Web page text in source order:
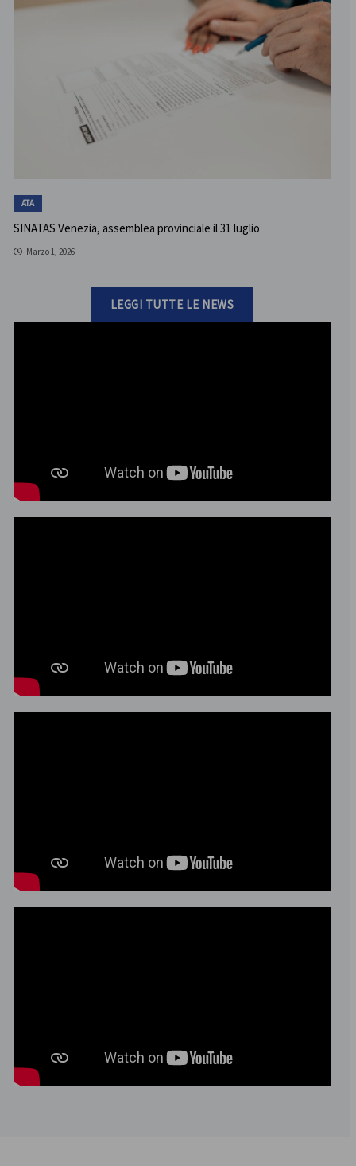
ATA
SINATAS Venezia, assemblea provinciale il 31 luglio
Marzo 1, 2026
LEGGI TUTTE LE NEWS